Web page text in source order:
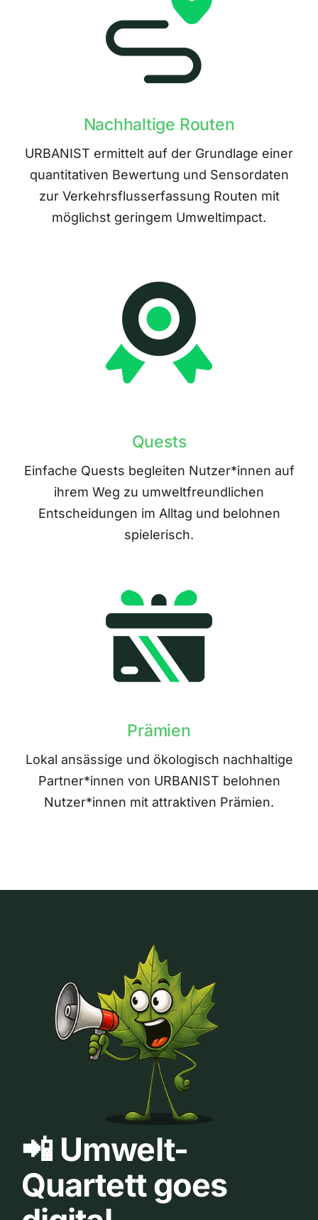
Nachhaltige Routen
URBANIST ermittelt auf der Grundlage einer
quantitativen Bewertung und Sensordaten
zur Verkehrsflusserfassung Routen mit
möglichst geringem Umweltimpact.
Quests
Einfache Quests begleiten Nutzer*innen auf
ihrem Weg zu umweltfreundlichen
Entscheidungen im Alltag und belohnen
spielerisch.
Prämien
Lokal ansässige und ökologisch nachhaltige
Partner*innen von URBANIST belohnen
Nutzer*innen mit attraktiven Prämien.
📲 Umwelt-
Quartett goes